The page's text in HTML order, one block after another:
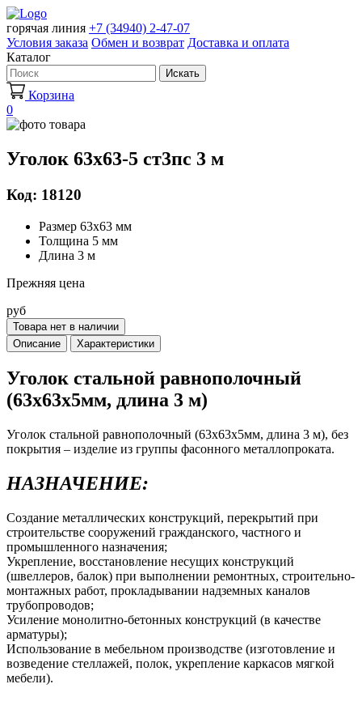
горячая линия +7 (34940) 2-47-07
Условия заказа Обмен и возврат Доставка и оплата
Каталог
Искать
Корзина
0
Уголок 63х63-5 ст3пс 3 м
Код: 18120
Размер 63х63 мм
Толщина 5 мм
Длина 3 м
Прежняя цена
руб
Товара нет в наличии
Описание
Характеристики
Уголок стальной равнополочный
(63х63х5мм, длина 3 м)
Уголок стальной равнополочный (63х63х5мм, длина 3 м), без
покрытия – изделие из группы фасонного металлопроката.
НАЗНАЧЕНИЕ:
Создание металлических конструкций, перекрытий при
строительстве сооружений гражданского, частного и
промышленного назначения;
Укрепление, восстановление несущих конструкций
(швеллеров, балок) при выполнении ремонтных, строительно-
монтажных работ, прокладывании надземных каналов
трубопроводов;
Усиление монолитно-бетонных конструкций (в качестве
арматуры);
Использование в мебельном производстве (изготовление и
возведение стеллажей, полок, укрепление каркасов мягкой
мебели).